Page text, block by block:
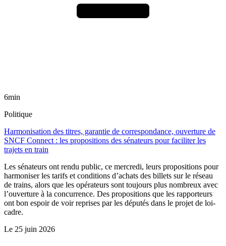
6min
Politique
Harmonisation des titres, garantie de correspondance, ouverture de
SNCF Connect : les propositions des sénateurs pour faciliter les
trajets en train
Les sénateurs ont rendu public, ce mercredi, leurs propositions pour
harmoniser les tarifs et conditions d’achats des billets sur le réseau
de trains, alors que les opérateurs sont toujours plus nombreux avec
l’ouverture à la concurrence. Des propositions que les rapporteurs
ont bon espoir de voir reprises par les députés dans le projet de loi-
cadre.
Le 25 juin 2026